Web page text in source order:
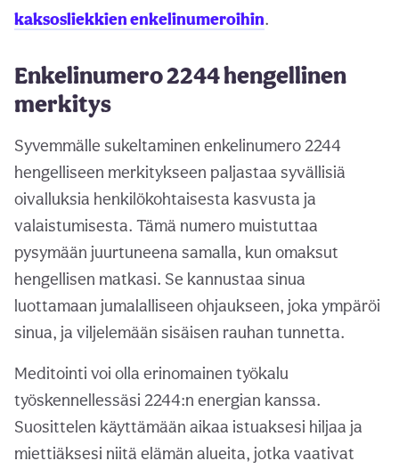
kaksosliekkien enkelinumeroihin.
Enkelinumero 2244 hengellinen
merkitys
Syvemmälle sukeltaminen enkelinumero 2244
hengelliseen merkitykseen paljastaa syvällisiä
oivalluksia henkilökohtaisesta kasvusta ja
valaistumisesta. Tämä numero muistuttaa
pysymään juurtuneena samalla, kun omaksut
hengellisen matkasi. Se kannustaa sinua
luottamaan jumalalliseen ohjaukseen, joka ympäröi
sinua, ja viljelemään sisäisen rauhan tunnetta.
Meditointi voi olla erinomainen työkalu
työskennellessäsi 2244:n energian kanssa.
Suosittelen käyttämään aikaa istuaksesi hiljaa ja
miettiäksesi niitä elämän alueita, jotka vaativat